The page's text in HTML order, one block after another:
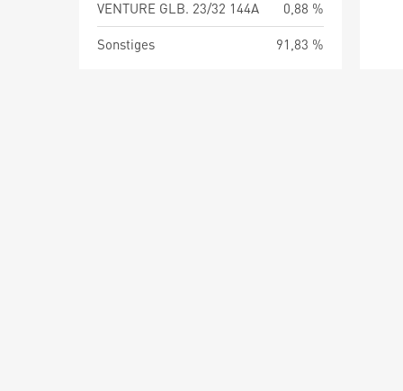
VENTURE GLB. 23/32 144A
0,88 %
Sonstiges
91,83 %